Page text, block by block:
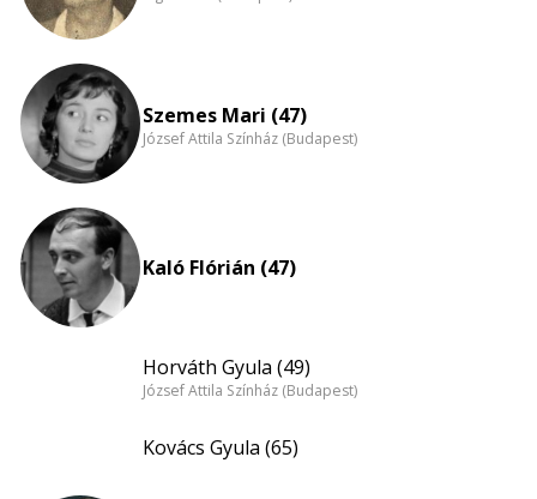
Szemes Mari (47)
József Attila Színház (Budapest)
Kaló Flórián (47)
Horváth Gyula (49)
József Attila Színház (Budapest)
Kovács Gyula (65)